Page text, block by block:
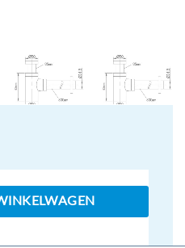
11/4" RVS look aantal